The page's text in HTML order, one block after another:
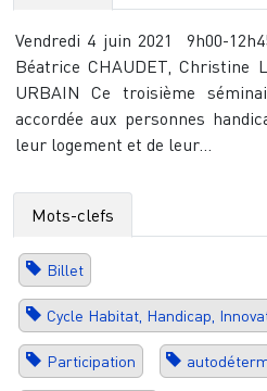
Vendredi 4 juin 2021 9h00-
Béatrice CHAUDET, Christine
URBAIN Ce troisième
accordée aux personnes
leur logement et de leur...
Mots-clefs
Billet
Cycle Habitat, Handicap,
Participation